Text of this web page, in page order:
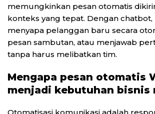
memungkinkan pesan otomatis
konteks yang tepat. Dengan chatbot,
menyapa pelanggan baru secara
pesan sambutan, atau menjawab
tanpa harus melibatkan tim.
Mengapa pesan otomatis
menjadi kebutuhan bisnis